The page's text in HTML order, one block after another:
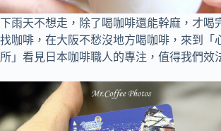
下雨天不想走，除了喝咖啡還能幹麻，才喝
找咖啡，在大阪不愁沒地方喝咖啡，來到「
所」看見日本咖啡職人的專注，值得我們效